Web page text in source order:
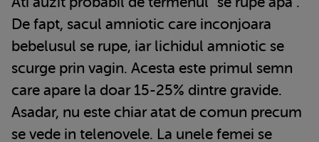
De fapt, sacul amniotic care inconjoara
bebelusul se rupe, iar lichidul amniotic se
scurge prin vagin. Acesta este primul semn
care apare la doar 15-25% dintre gravide.
Asadar, nu este chiar atat de comun precum
se vede in telenovele. La unele femei se